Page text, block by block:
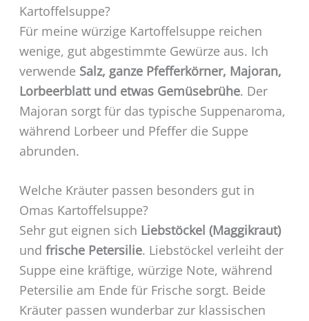
Kartoffelsuppe?
Für meine würzige Kartoffelsuppe reichen
wenige, gut abgestimmte Gewürze aus. Ich
verwende Salz, ganze Pfefferkörner, Majoran,
Lorbeerblatt und etwas Gemüsebrühe. Der
Majoran sorgt für das typische Suppenaroma,
während Lorbeer und Pfeffer die Suppe
abrunden.
Welche Kräuter passen besonders gut in
Omas Kartoffelsuppe?
Sehr gut eignen sich Liebstöckel (Maggikraut)
und frische Petersilie. Liebstöckel verleiht der
Suppe eine kräftige, würzige Note, während
Petersilie am Ende für Frische sorgt. Beide
Kräuter passen wunderbar zur klassischen